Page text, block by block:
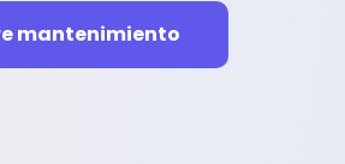
mantenimiento